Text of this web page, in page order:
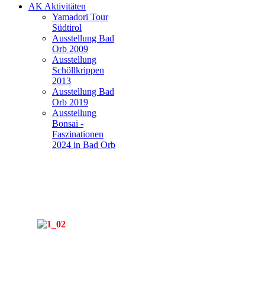
AK Aktivitäten
Yamadori Tour
Südtirol
Ausstellung Bad
Orb 2009
Ausstellung
Schöllkrippen
2013
Ausstellung Bad
Orb 2019
Ausstellung
Bonsai -
Faszinationen
2024 in Bad Orb